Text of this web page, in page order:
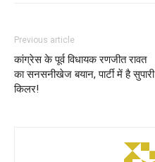
Previous article
कांग्रेस के पूर्व विधायक रणजीत रावत
का सनसनीखेज बयान, पार्टी में है सुपारी
किलर!